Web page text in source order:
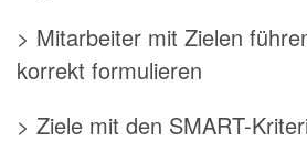
> Mitarbeiter mit Zielen
korrekt formulieren
> Ziele mit den SMART-